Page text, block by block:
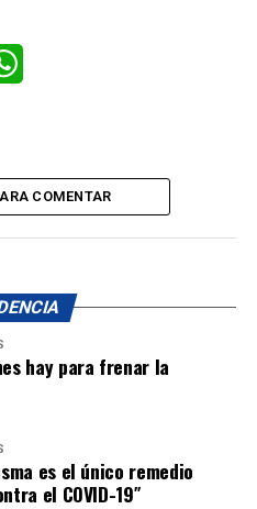
COMENTAR
hay para frenar la
es el único remedio
el COVID-19″